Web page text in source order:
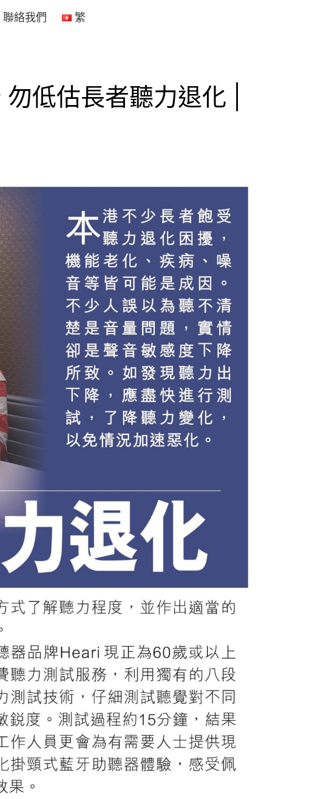
聯絡我們 繁
低估長者聽力退化 |